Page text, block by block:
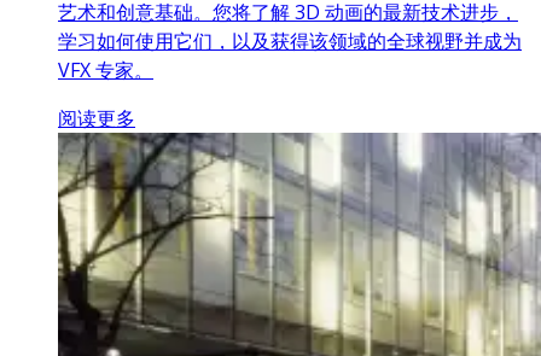
艺术和创意基础。您将了解 3D 动画的最新技术进步，
学习如何使用它们，以及获得该领域的全球视野并成为
VFX 专家。
阅读更多